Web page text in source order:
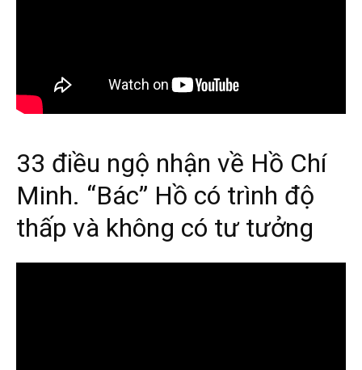
33 điều ngộ nhận về Hồ Chí
Minh. “Bác” Hồ có trình độ
thấp và không có tư tưởng